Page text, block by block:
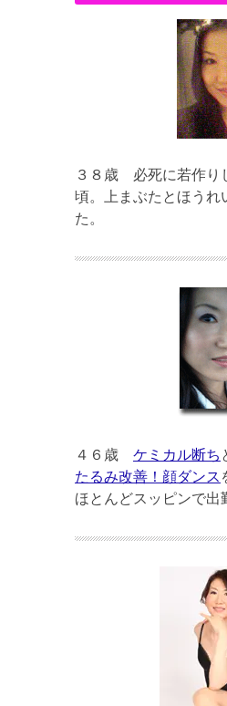
３８歳 必死に若作り
頃。上まぶたとほうれ
た。
４６歳 ケミカル断ち
たるみ改善！顔ダンス
ほとんどスッピンで出